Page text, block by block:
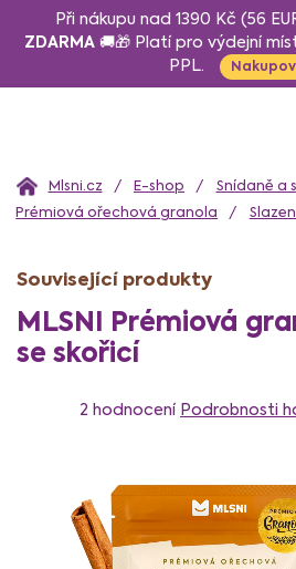
Při nákupu nad 1390 Kč (56
ZDARMA 🚚🎁 Platí pro výdejní
PPL.
Domů E-shop
Snídaně a
Prémiová ořechová granola
MLSNI Prémiová
se skořicí
hodnocení
z
5
hvězdiček.
2 hodnocení Podrobnosti
Související produkty